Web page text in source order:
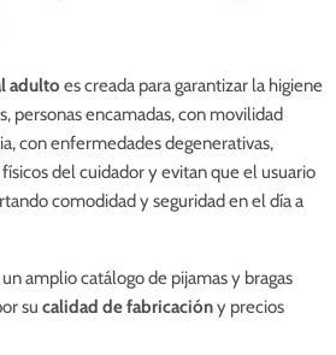
adulto es creada para garantizar la higiene
personas encamadas, con movilidad
con enfermedades degenerativas,
del cuidador y evitan que el usuario
comodidad y seguridad en el día a
amplio catálogo de pijamas y bragas
su calidad de fabricacióny precios